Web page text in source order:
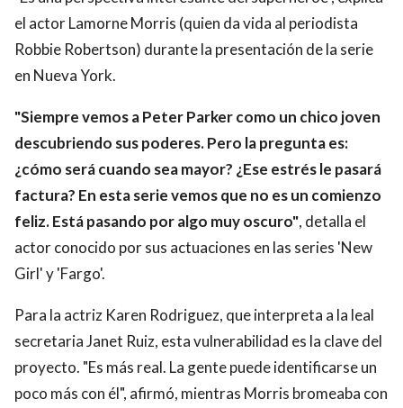
el actor Lamorne Morris (quien da vida al periodista
Robbie Robertson) durante la presentación de la serie
en Nueva York.
"Siempre vemos a Peter Parker como un chico joven
descubriendo sus poderes. Pero la pregunta es:
¿cómo será cuando sea mayor? ¿Ese estrés le pasará
factura? En esta serie vemos que no es un comienzo
feliz. Está pasando por algo muy oscuro", detalla el
actor conocido por sus actuaciones en las series 'New
Girl' y 'Fargo'.
Para la actriz Karen Rodriguez, que interpreta a la leal
secretaria Janet Ruiz, esta vulnerabilidad es la clave del
proyecto. "Es más real. La gente puede identificarse un
poco más con él", afirmó, mientras Morris bromeaba con